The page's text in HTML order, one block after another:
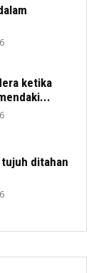
ketika
ditahan